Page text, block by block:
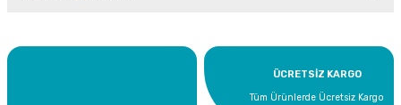
Yorum Yaz
ÜCRETSİZ KARGO
Tüm Ürünlerde Ücretsiz Kargo